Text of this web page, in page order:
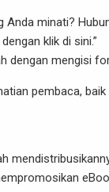
minati?
klik di sini.”
dengan mengisi
pembaca,